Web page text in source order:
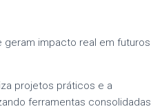
geram impacto real em futuros
projetos práticos e a
ferramentas consolidadas